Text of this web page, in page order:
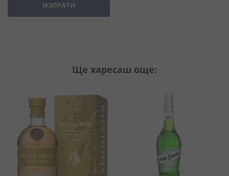
ИЗПРАТИ
Ще харесаш още: